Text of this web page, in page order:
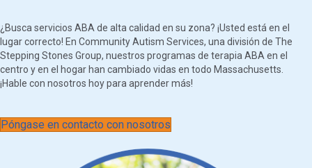
¿Busca servicios ABA de alta calidad en su zona? ¡Usted está en el
lugar correcto! En Community Autism Services, una división de The
Stepping Stones Group, nuestros programas de terapia ABA en el
centro y en el hogar han cambiado vidas en todo Massachusetts.
¡Hable con nosotros hoy para aprender más!
Póngase en contacto con nosotros